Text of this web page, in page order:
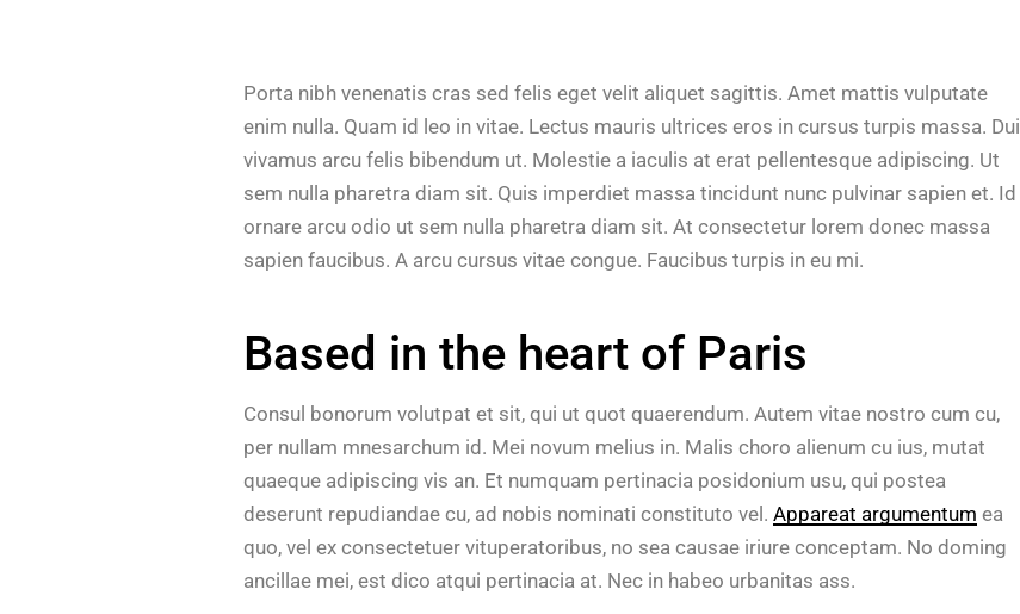
Porta nibh venenatis cras sed felis eget velit aliquet sagittis. Amet mattis vulputate
enim nulla. Quam id leo in vitae. Lectus mauris ultrices eros in cursus turpis massa. Dui
vivamus arcu felis bibendum ut. Molestie a iaculis at erat pellentesque adipiscing. Ut
sem nulla pharetra diam sit. Quis imperdiet massa tincidunt nunc pulvinar sapien et. Id
ornare arcu odio ut sem nulla pharetra diam sit. At consectetur lorem donec massa
sapien faucibus. A arcu cursus vitae congue. Faucibus turpis in eu mi.
Based in the heart of Paris
Consul bonorum volutpat et sit, qui ut quot quaerendum. Autem vitae nostro cum cu,
per nullam mnesarchum id. Mei novum melius in. Malis choro alienum cu ius, mutat
quaeque adipiscing vis an. Et numquam pertinacia posidonium usu, qui postea
deserunt repudiandae cu, ad nobis nominati constituto vel. Appareat argumentum ea
quo, vel ex consectetuer vituperatoribus, no sea causae iriure conceptam. No doming
ancillae mei, est dico atqui pertinacia at. Nec in habeo urbanitas ass.